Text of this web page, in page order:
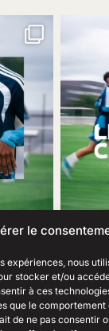
le
expériences, nous
stocker et/ou
à ces
que le comportement
de ne pas consentir